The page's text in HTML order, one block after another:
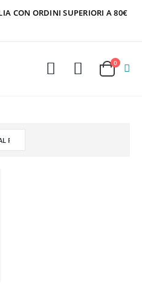
CON ORDINI SUPERIORI A 80€
0